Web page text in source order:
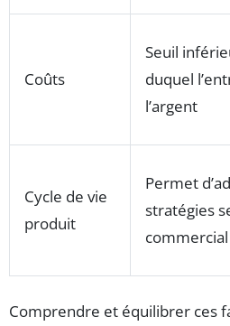
Coûts
Seuil
duquel
l’argent
Cycle de vie
produit
Permet
stratégies
commercial
Comprendre et équilibrer ces